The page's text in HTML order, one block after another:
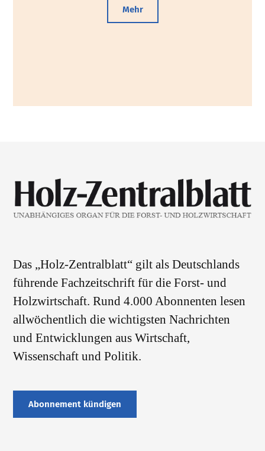
Mehr
Das „Holz-Zentralblatt“ gilt als Deutschlands
führende Fachzeitschrift für die Forst- und
Holzwirtschaft. Rund 4.000 Abonnenten lesen
allwöchentlich die wichtigsten Nachrichten
und Entwicklungen aus Wirtschaft,
Wissenschaft und Politik.
Abonnement kündigen